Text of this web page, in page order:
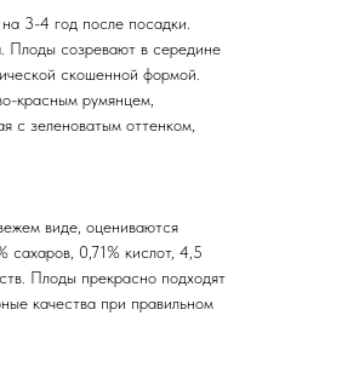
3-4 год после посадки.
Плоды созревают в середине
скошенной формой.
красным румянцем,
с зеленоватым оттенком,
виде, оцениваются
сахаров, 0,71% кислот, 4,5
Плоды прекрасно подходят
качества при правильном